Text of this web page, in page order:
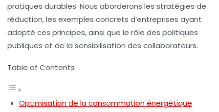
pratiques durables. Nous aborderons les stratégies de
réduction, les exemples concrets d’entreprises ayant
adopté ces principes, ainsi que le rôle des politiques
publiques et de la sensibilisation des collaborateurs.
Table of Contents
Optimisation de la consommation énergétique